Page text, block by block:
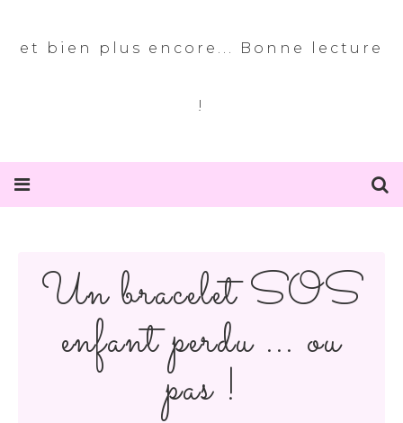
et bien plus encore... Bonne lecture
!
Un bracelet SOS
enfant perdu ... ou
pas !